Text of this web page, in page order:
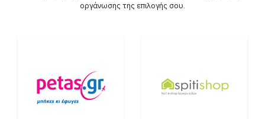
οργάνωσης της επιλογής σου.